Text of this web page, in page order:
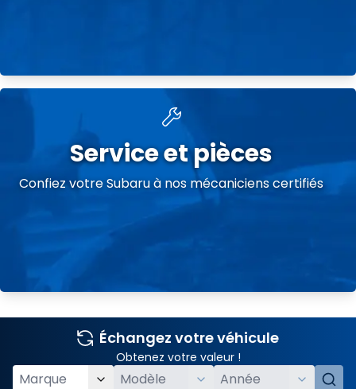
Service et pièces
Confiez votre Subaru à nos mécaniciens certifiés
Échangez votre véhicule
Obtenez votre valeur !